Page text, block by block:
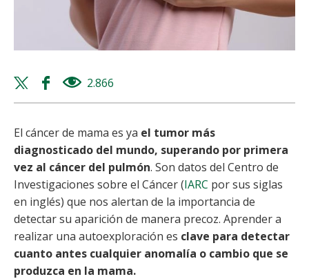
Twitter
share
Facebook
share
2.866
El cáncer de mama es ya el tumor más
diagnosticado del mundo, superando por primera
vez al cáncer del pulmón. Son datos del Centro de
Investigaciones sobre el Cáncer (IARC por sus siglas
en inglés) que nos alertan de la importancia de
detectar su aparición de manera precoz. Aprender a
realizar una autoexploración es clave para detectar
cuanto antes cualquier anomalía o cambio que se
produzca en la mama.